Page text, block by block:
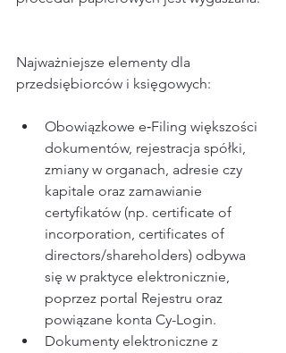
Najważniejsze elementy dla
przedsiębiorców i księgowych:
Obowiązkowe e‑Filing większości
dokumentów, rejestracja spółki,
zmiany w organach, adresie czy
kapitale oraz zamawianie
certyfikatów (np. certificate of
incorporation, certificates of
directors/shareholders) odbywa
się w praktyce elektronicznie,
poprzez portal Rejestru oraz
powiązane konta Cy-Login.​
Dokumenty elektroniczne z